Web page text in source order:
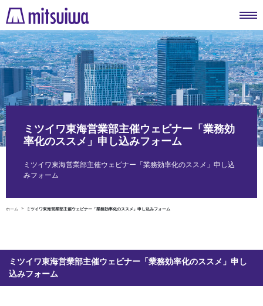
ホーム ミツイワ東海営業部主催ウェビナー「業務効率化のススメ」申し込みフォーム
ミツイワ東海営業部主催ウェビナー「業務効
率化のススメ」申し込みフォーム
ミツイワ東海営業部主催ウェビナー「業務効率化のススメ」申し込
みフォーム
ミツイワ東海営業部主催ウェビナー「業務効率化のススメ」申し
込みフォーム